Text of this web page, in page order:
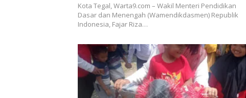
Kota Tegal, Warta9.com – Wakil Menteri Pendidikan
Dasar dan Menengah (Wamendikdasmen) Republik
Indonesia, Fajar Riza…